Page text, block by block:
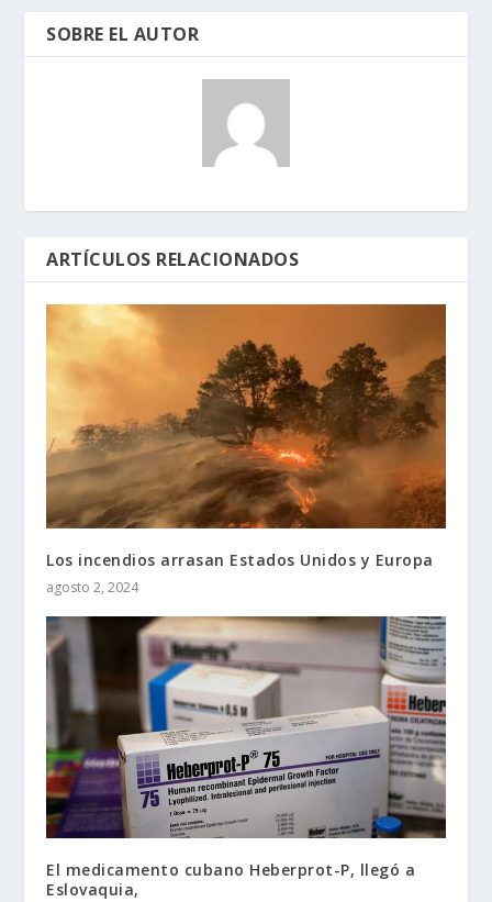
SOBRE EL AUTOR
ARTÍCULOS RELACIONADOS
Los incendios arrasan Estados Unidos y Europa
agosto 2, 2024
El medicamento cubano Heberprot-P, llegó a
Eslovaquia,